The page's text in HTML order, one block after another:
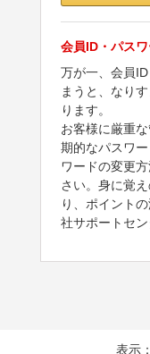
会員ID・パス
万が一、会員
まうと、なり
ります。
お客様に厳重
期的なパスワ
ワードの変更
さい。身に覚
り、ポイント
社サポートセン
表示